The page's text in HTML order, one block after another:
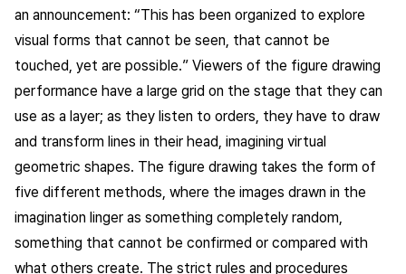
an announcement: “This has been organized to explore
visual forms that cannot be seen, that cannot be
touched, yet are possible.” Viewers of the figure drawing
performance have a large grid on the stage that they can
use as a layer; as they listen to orders, they have to draw
and transform lines in their head, imagining virtual
geometric shapes. The figure drawing takes the form of
five different methods, where the images drawn in the
imagination linger as something completely random,
something that cannot be confirmed or compared with
what others create. The strict rules and procedures